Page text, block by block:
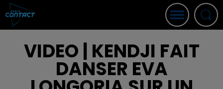
VIDEO | KENDJI FAIT
DANSER EVA